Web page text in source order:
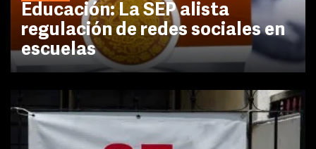
Educación: La SEP alista
regulación de redes sociales en
escuelas